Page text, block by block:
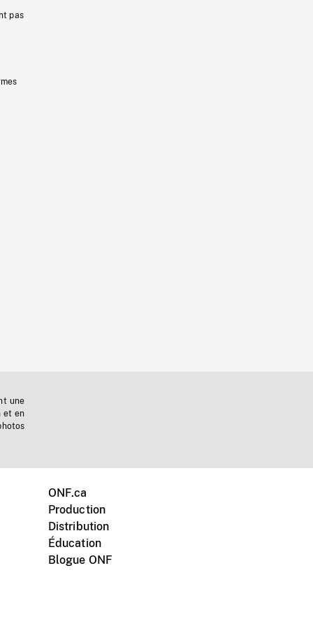
pas
une
et en
ONF.ca
Production
Distribution
Éducation
Blogue ONF